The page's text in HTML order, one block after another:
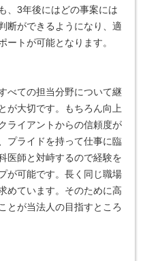
、3年後にはどの事案には
断ができるようになり、適
ートが可能となります。
べての担当分野について継
が大切です。もちろん向上
ライアントからの信頼度が
プライドを持って仕事に臨
医師と対峙するので経験を
が可能です。長く同じ職場
めています。そのために高
とが当法人の目指すところ